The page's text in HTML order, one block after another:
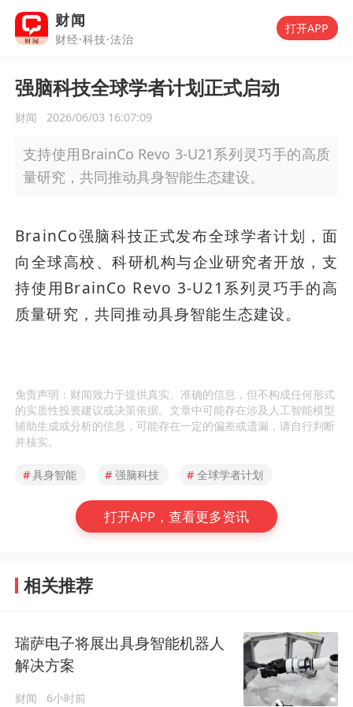
财闻
财经·科技·法治
打开APP
强脑科技全球学者计划正式启动
财闻 2026/06/03 16:07:09
支持使用BrainCo Revo 3-U21系列灵巧手的高质
量研究，共同推动具身智能生态建设。
BrainCo强脑科技正式发布全球学者计划，面
向全球高校、科研机构与企业研究者开放，支
持使用BrainCo Revo 3-U21系列灵巧手的高
质量研究，共同推动具身智能生态建设。
免责声明：财闻致力于提供真实、准确的信息，但不构成任何形式
的实质性投资建议或决策依据。文章中可能存在涉及人工智能模型
辅助生成或分析的信息，可能存在一定的偏差或遗漏，请自行判断
并核实。
#具身智能 # 强脑科技 # 全球学者计划
打开APP，查看更多资讯
相关推荐
瑞萨电子将展出具身智能机器人
解决方案
财闻 6小时前